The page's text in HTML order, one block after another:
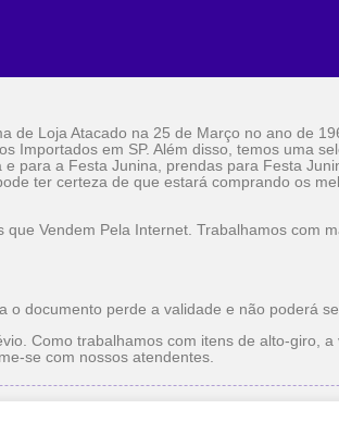
Loja Atacado na 25 de Março no ano de
em SP. Além disso, temos uma
para a Festa Junina, prendas para Festa
ter certeza de que estará comprando os
Vendem Pela Internet. Trabalhamos com
documento perde a validade e não poderá
Como trabalhamos com itens de alto-giro,
se com nossos atendentes.